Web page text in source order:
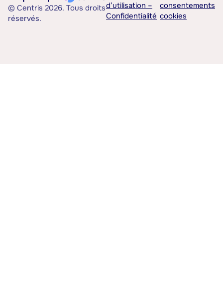
© Centris 2026. Tous droits
réservés.
d’utilisation –
Confidentialité
consentements
cookies